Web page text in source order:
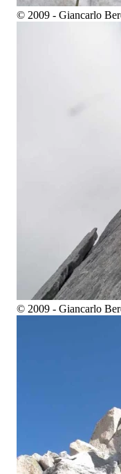
© 2009 - Giancarlo
© 2009 - Giancarlo